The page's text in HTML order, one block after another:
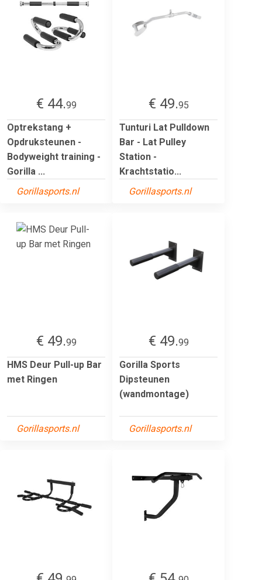
€ 44.99
Optrekstang +
Opdruksteunen -
Bodyweight training -
Gorilla ...
Gorillasports.nl
€ 49.95
Tunturi Lat Pulldown
Bar - Lat Pulley
Station -
Krachtstatio...
Gorillasports.nl
€ 49.99
HMS Deur Pull-up Bar
met Ringen
Gorillasports.nl
€ 49.99
Gorilla Sports
Dipsteunen
(wandmontage)
Gorillasports.nl